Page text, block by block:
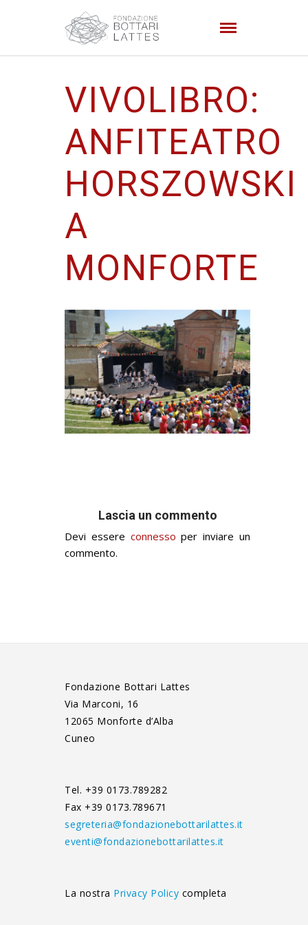
VIVOLIBRO:
ANFITEATRO
HORSZOWSKI
A
MONFORTE
Lascia un commento
Devi essere connesso per inviare un
commento.
Fondazione Bottari Lattes
Via Marconi, 16
12065 Monforte d’Alba
Cuneo
Tel. +39 0173.789282
Fax +39 0173.789671
segreteria@fondazionebottarilattes.it
eventi@fondazionebottarilattes.it
La nostra Privacy Policy completa